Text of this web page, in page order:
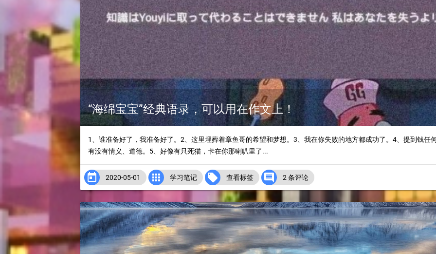
“海绵宝宝”经典语录，可以用在作文上！
1、谁准备好了，我准备好了。2、这里埋葬着章鱼哥的希望和梦想。3、我在你失败的地方都成功了。4、提到钱任
有没有情义、道德。5、好像有只死猫，卡在你那喇叭里了...
 2020-05-01  学习笔记  查看标签  2 条评论